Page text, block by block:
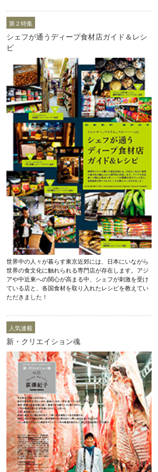
第２特集
シェフが通うディープ食材店ガイド＆レシ
ピ
世界中の人々が暮らす東京近郊には、日本にいながら
世界の食文化に触れられる専門店が存在します。アジ
アや中近東への関心が高まる中、シェフが刺激を受け
ている店と、各国食材を取り入れたレシピを教えてい
ただきました！
人気連載
新・クリエイション魂